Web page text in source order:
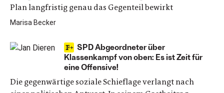
Plan langfristig genau das Gegenteil bewirkt
Marisa Becker
SPD Abgeordneter über
Klassenkampf von oben: Es ist Zeit für
eine Offensive!
Die gegenwärtige soziale Schieflage verlangt nach